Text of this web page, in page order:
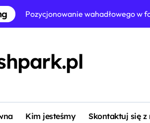
Pozycjonowanie szerokiego
Dostosowania defensywne w
Taktyka niskiego bloku w
Formacja defensywna 5-2-3:
Kim jesteśmy Skontaktuj się z